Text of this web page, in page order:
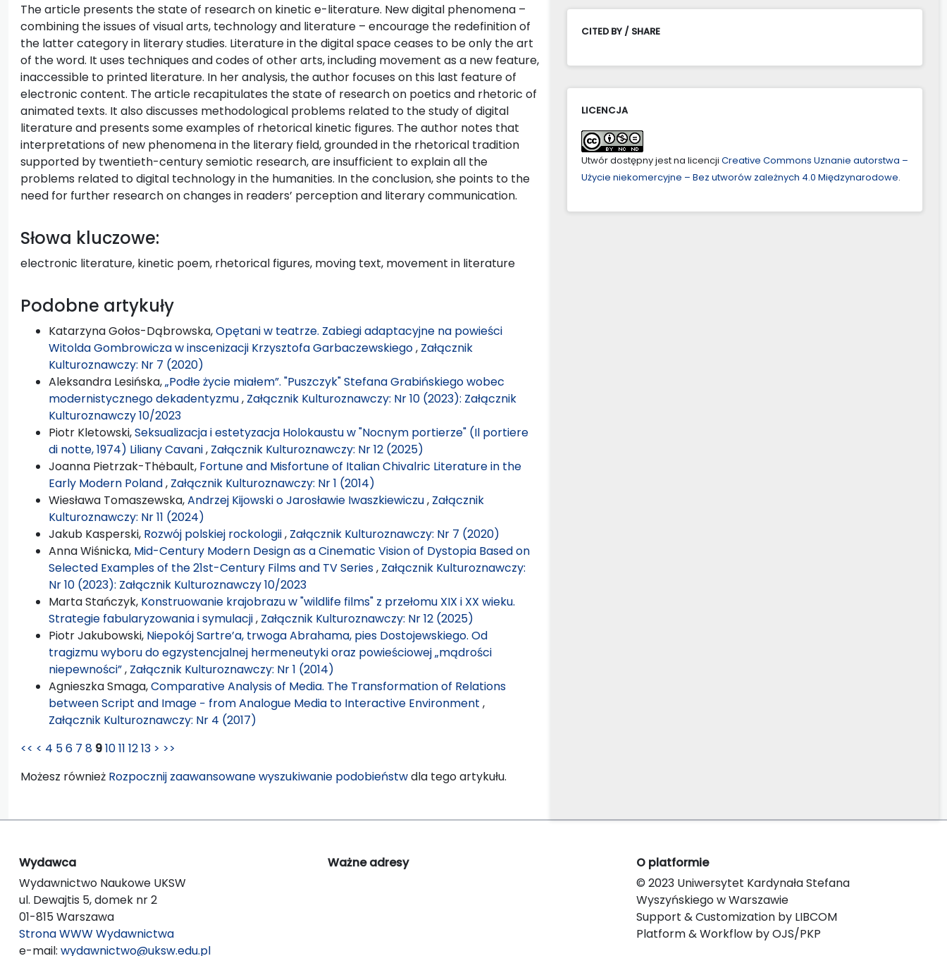
The article presents the state of research on kinetic e-literature. New digital phenomena –
combining the issues of visual arts, technology and literature – encourage the redefinition of
the latter category in literary studies. Literature in the digital space ceases to be only the art
of the word. It uses techniques and codes of other arts, including movement as a new feature,
inaccessible to printed literature. In her analysis, the author focuses on this last feature of
electronic content. The article recapitulates the state of research on poetics and rhetoric of
animated texts. It also discusses methodological problems related to the study of digital
literature and presents some examples of rhetorical kinetic figures. The author notes that
interpretations of new phenomena in the literary field, grounded in the rhetorical tradition
supported by twentieth-century semiotic research, are insufficient to explain all the
problems related to digital technology in the humanities. In the conclusion, she points to the
need for further research on changes in readers’ perception and literary communication.
Słowa kluczowe:
electronic literature, kinetic poem, rhetorical figures, moving text, movement in literature
Podobne artykuły
Katarzyna Gołos-Dąbrowska,Opętani w teatrze. Zabiegi adaptacyjne na powieści
Witolda Gombrowicza w inscenizacji Krzysztofa Garbaczewskiego, Załącznik
Kulturoznawczy: Nr 7 (2020)
Aleksandra Lesińska,„Podłe życie miałem”. "Puszczyk" Stefana Grabińskiego wobec
modernistycznego dekadentyzmu, Załącznik Kulturoznawczy: Nr 10 (2023): Załącznik
Kulturoznawczy 10/2023
Piotr Kletowski,Seksualizacja i estetyzacja Holokaustu w "Nocnym portierze" (Il portiere
di notte, 1974) Liliany Cavani, Załącznik Kulturoznawczy: Nr 12 (2025)
Joanna Pietrzak-Thėbault, Fortune and Misfortune of Italian Chivalric Literature in the
Early Modern Poland, Załącznik Kulturoznawczy: Nr 1 (2014)
Wiesława Tomaszewska,Andrzej Kijowski o Jarosławie Iwaszkiewiczu, Załącznik
Kulturoznawczy: Nr 11 (2024)
Jakub Kasperski, Rozwój polskiej rockologii, Załącznik Kulturoznawczy: Nr 7 (2020)
Anna Wiśnicka, Mid-Century Modern Design as a Cinematic Vision of Dystopia Based on
Selected Examples of the 21st-Century Films and TV Series, Załącznik Kulturoznawczy:
Nr 10 (2023): Załącznik Kulturoznawczy 10/2023
Marta Stańczyk, Konstruowanie krajobrazu w "wildlife films" z przełomu XIX i XX wieku.
Strategie fabularyzowania i symulacji, Załącznik Kulturoznawczy: Nr 12 (2025)
Piotr Jakubowski, Niepokój Sartre’a, trwoga Abrahama, pies Dostojewskiego. Od
tragizmu wyboru do egzystencjalnej hermeneutyki oraz powieściowej „mądrości
niepewności”, Załącznik Kulturoznawczy: Nr 1 (2014)
Agnieszka Smaga,Comparative Analysis of Media. The Transformation of Relations
between Script and Image − from Analogue Media to Interactive Environment ,
Załącznik Kulturoznawczy: Nr 4 (2017)
<< < 4 56 7 8 91011 1213 > >>
Możesz również Rozpocznij zaawansowane wyszukiwanie podobieństwdla tego artykułu.
CITED BY / SHARE
LICENCJA
Utwór dostępny jest na licencji Creative Commons Uznanie autorstwa –
Użycie niekomercyjne – Bez utworów zależnych 4.0 Międzynarodowe.
Wydawca
Wydawnictwo Naukowe UKSW
ul. Dewajtis 5, domek nr 2
01-815 Warszawa
Strona WWW Wydawnictwa
e-mail: wydawnictwo@uksw.edu.pl
Ważne adresy
O platformie
© 2023 Uniwersytet Kardynała Stefana
Wyszyńskiego w Warszawie
Support & Customization by LIBCOM
Platform & Workflow by OJS/PKP